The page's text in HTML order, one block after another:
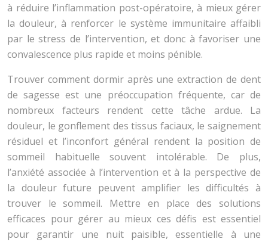
à réduire l’inflammation post-opératoire, à mieux gérer
la douleur, à renforcer le système immunitaire affaibli
par le stress de l’intervention, et donc à favoriser une
convalescence plus rapide et moins pénible.
Trouver comment dormir après une extraction de dent
de sagesse est une préoccupation fréquente, car de
nombreux facteurs rendent cette tâche ardue. La
douleur, le gonflement des tissus faciaux, le saignement
résiduel et l’inconfort général rendent la position de
sommeil habituelle souvent intolérable. De plus,
l’anxiété associée à l’intervention et à la perspective de
la douleur future peuvent amplifier les difficultés à
trouver le sommeil. Mettre en place des solutions
efficaces pour gérer au mieux ces défis est essentiel
pour garantir une nuit paisible, essentielle à une